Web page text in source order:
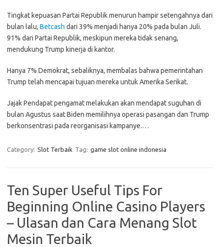
Tingkat kepuasan Partai Republik menurun hampir setengahnya dari
bulan lalu, Betcash dari 39% menjadi hanya 20% pada bulan Juli.
91% dari Partai Republik, meskipun mereka tidak senang,
mendukung Trump kinerja di kantor.
Hanya 7% Demokrat, sebaliknya, membalas bahwa pemerintahan
Trump telah mencapai tujuan mereka untuk Amerika Serikat.
Jajak Pendapat pengamat melakukan akan mendapat suguhan di
bulan Agustus saat Biden memilihnya operasi pasangan dan Trump
berkonsentrasi pada reorganisasi kampanye.…
Category: Slot Terbaik Tag: game slot online indonesia
Ten Super Useful Tips For
Beginning Online Casino Players
– Ulasan dan Cara Menang Slot
Mesin Terbaik